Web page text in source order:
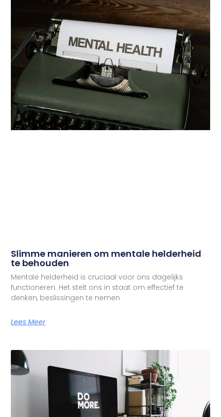
Slimme manieren om mentale helderheid
te behouden
Mentale helderheid is cruciaal voor ons dagelijks
functioneren. Het stelt ons in staat om effectief te
denken, beslissingen te nemen
Lees Meer